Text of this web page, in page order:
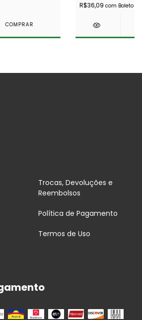
R$36,09 com Boleto
Trocas, Devoluções e
Reembolsos
Política de Pagamento
Termos de Uso